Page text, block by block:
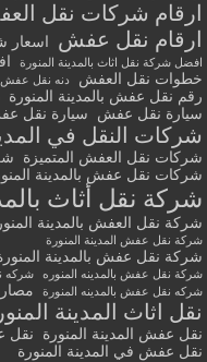
ارقام شركات نقل
ارقام نقل عفش اسعار
افضل شركة نقل اثاث بالمدينة المنورة
خطوات نقل العفش
دنه نقل عفش
رقم نقل عفش بالمدينة المنورة
سيارة نقل عفش سيارة نقل
شركات النقل في
شركات نقل العفش المتميزة
شركات نقل عفش بالمدينة
شركة نقل أثاث
شركة نقل العفش بالمدينة
شركة نقل عفش المدينة المنورة
شركة نقل عفش بالمدينة
شركة نقل عفش بالمدينه المنوره
شركه
شركه نقل عفش بالمدينه المنورة
نقل اثاث المدينة
نقل عفش المدينة المنورة
نقل
نقل عفش في المدينة المنورة